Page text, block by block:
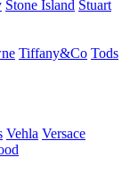
Stone Island Stuart
Tiffany&Co Tods
Vehla Versace